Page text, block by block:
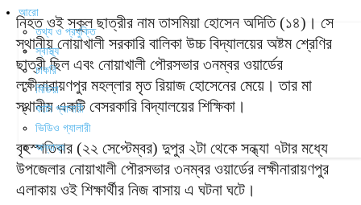
আরো
তথ্য ও প্রযুক্তি
স্বাস্থ্য
চাকরি
মিডিয়া
ফটো গ্যালারী
ভিডিও গ্যালারী
অন্যান্য
নিহত ওই স্কুল ছাত্রীর নাম তাসমিয়া হোসেন অদিতি (১৪)। সে
স্থানীয় নোয়াখালী সরকারি বালিকা উচ্চ বিদ্যালয়ের অষ্টম শ্রেণির
ছাত্রী ছিল এবং নোয়াখালী পৌরসভার ৩নম্বর ওয়ার্ডের
লক্ষীনারায়ণপুর মহল্লার মৃত রিয়াজ হোসেনের মেয়ে। তার মা
স্থানীয় একটি বেসরকারি বিদ্যালয়ের শিক্ষিকা।
বৃহস্পতিবার (২২ সেপ্টেম্বর) দুপুর ২টা থেকে সন্ধ্যা ৭টার মধ্যে
উপজেলার নোয়াখালী পৌরসভার ৩নম্বর ওয়ার্ডের লক্ষীনারায়ণপুর
এলাকায় ওই শিক্ষার্থীর নিজ বাসায় এ ঘটনা ঘটে।